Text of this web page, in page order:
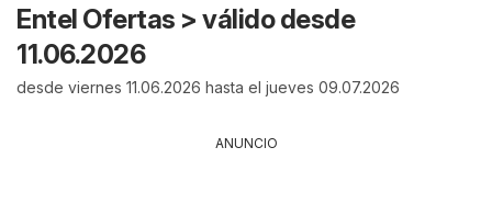
Entel Ofertas > válido desde
11.06.2026
desde viernes 11.06.2026 hasta el jueves 09.07.2026
ANUNCIO